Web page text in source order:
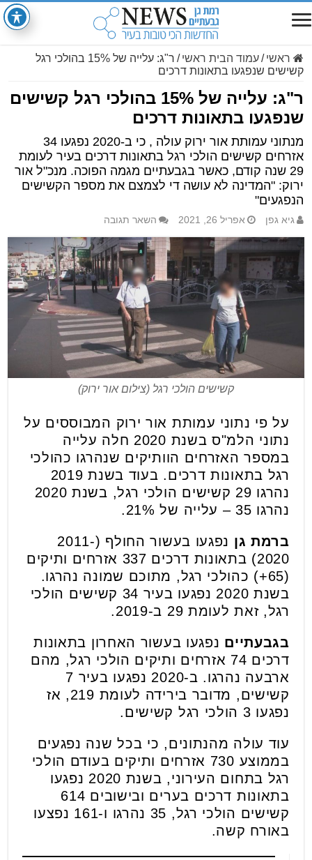
ראשי /עמוד הבית ראשי /
ר"ג: עלייה של 15% בהולכי רגל
קשישים שנפגעו בתאונות דרכים
ר"ג: עלייה של 15% בהולכי רגל קשישים
שנפגעו בתאונות דרכים
מנתוני עמותת אור ירוק עולה , כי ב-2020 נפגעו 34
אזרחים קשישים הולכי רגל בתאונות דרכים בעיר לעומת
29 שנה קודם, כאשר בגבעתיים מגמה הפוכה. מנכ"ל אור
ירוק: "המדינה לא עושה די לצמצם את מספר הקשישים
הנפגעים"
גיא גפן אפריל 26, 2021 השאר תגובה
קשישים הולכי רגל (צילום אור ירוק)
על פי נתוני עמותת אור ירוק המבוססים על
נתוני הלמ"ס בשנת 2020
חלה עלייה
במספר האזרחים הוותיקים שנהרגו כהולכי
רגל
בתאונות דרכים. בעוד בשנת 2019
נהרגו 29 קשישים הולכי רגל, בשנת 2020
נהרגו 35 – עלייה של 21%.
ברמת גן
נפגעו בעשור החולף (2011-
2020) בתאונות דרכים 337 אזרחים ותיקים
(65+) כהולכי רגל, מתוכם שמונה נהרגו.
בשנת 2020 נפגעו בעיר 34 קשישים הולכי
רגל, זאת לעומת 29 ב-2019.
בגבעתיים נפגעו בעשור האחרון בתאונות
דרכים 74 אזרחים ותיקים הולכי רגל, מהם
ארבעה נהרגו. ב-2020 נפגעו בעיר 7
קשישים, מדובר בירידה לעומת 219, אז
נפגעו 3 הולכי רגל קשישים.
עוד עולה מהנתונים, כי בכל שנה נפגעים
בממוצע 730 אזרחים ותיקים בעודם הולכי
רגל בתחום העירוני
, בשנת 2020 נפגעו
בתאונות דרכים בערים ובישובים 614
קשישים הולכי רגל, 35 נהרגו ו-161 נפצעו
באורח קשה.